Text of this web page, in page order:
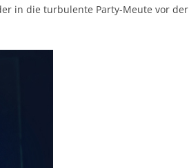
in die turbulente Party-Meute vor der